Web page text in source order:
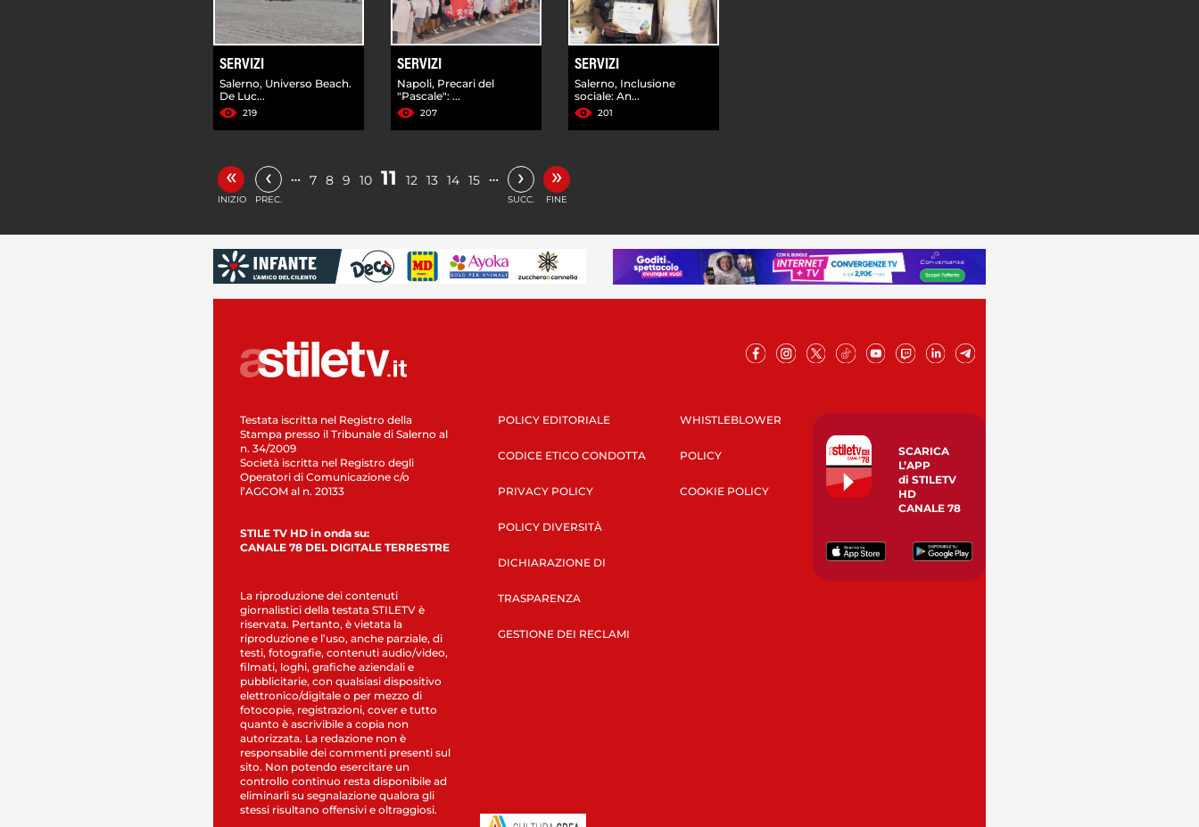
SERVIZI
Salerno, Universo Beach.
De Luc...
219
SERVIZI
Napoli, Precari del
"Pascale": ...
207
SERVIZI
Salerno, Inclusione
sociale: An...
201
«
INIZIO
‹
PREC.
… 7 8 9 10 11 12 13 14 15 … ›
SUCC.
»
FINE
Testata iscritta nel Registro della
Stampa presso il Tribunale di Salerno al
n. 34/2009
Società iscritta nel Registro degli
Operatori di Comunicazione c/o
l’AGCOM al n. 20133
STILE TV HD in onda su:
CANALE 78 DEL DIGITALE TERRESTRE
La riproduzione dei contenuti
giornalistici della testata STILETV è
riservata. Pertanto, è vietata la
riproduzione e l’uso, anche parziale, di
testi, fotografie, contenuti audio/video,
filmati, loghi, grafiche aziendali e
pubblicitarie, con qualsiasi dispositivo
elettronico/digitale o per mezzo di
fotocopie, registrazioni, cover e tutto
quanto è ascrivibile a copia non
autorizzata. La redazione non è
responsabile dei commenti presenti sul
sito. Non potendo esercitare un
controllo continuo resta disponibile ad
eliminarli su segnalazione qualora gli
stessi risultano offensivi e oltraggiosi.
POLICY EDITORIALE
CODICE ETICO CONDOTTA
PRIVACY POLICY
POLICY DIVERSITÀ
DICHIARAZIONE DI
TRASPARENZA
GESTIONE DEI RECLAMI
WHISTLEBLOWER
POLICY
COOKIE POLICY
SCARICA
L’APP
di STILETV
HD
CANALE 78